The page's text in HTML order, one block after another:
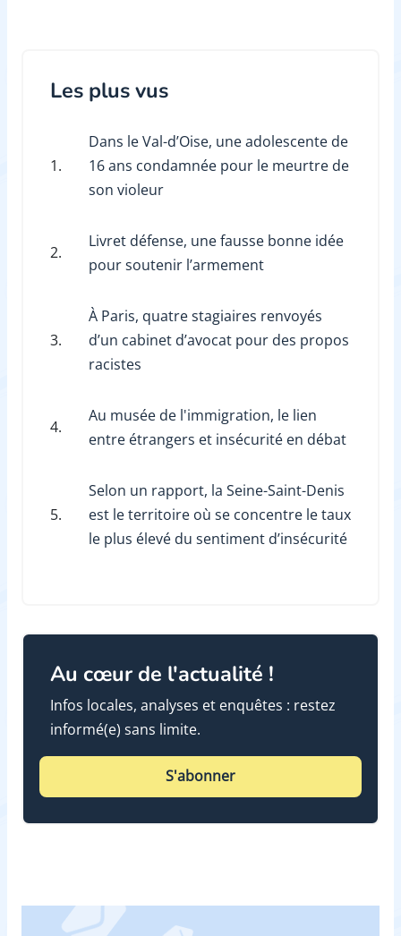
Les plus vus
1.
Dans le Val-d’Oise, une adolescente de
16 ans condamnée pour le meurtre de
son violeur
2.
Livret défense, une fausse bonne idée
pour soutenir l’armement
3.
À Paris, quatre stagiaires renvoyés
d’un cabinet d’avocat pour des propos
racistes
4.
Au musée de l'immigration, le lien
entre étrangers et insécurité en débat
5.
Selon un rapport, la Seine-Saint-Denis
est le territoire où se concentre le taux
le plus élevé du sentiment d’insécurité
Au cœur de l'actualité !
Infos locales, analyses et enquêtes : restez
informé(e) sans limite.
S'abonner